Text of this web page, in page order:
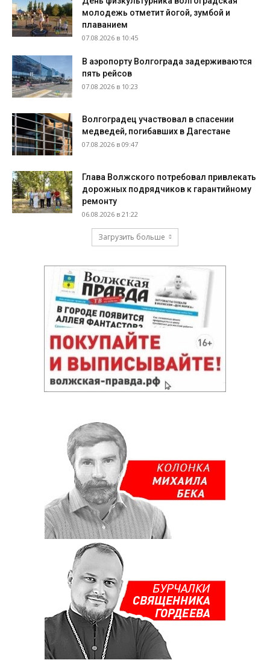
молодежь отметит йогой, зумбой и
плаванием
07.08.2026 в 10:45
В аэропорту Волгограда задерживаются
пять рейсов
07.08.2026 в 10:23
Волгоградец участвовал в спасении
медведей, погибавших в Дагестане
07.08.2026 в 09:47
Глава Волжского потребовал привлекать
дорожных подрядчиков к гарантийному
ремонту
06.08.2026 в 21:22
Загрузить больше